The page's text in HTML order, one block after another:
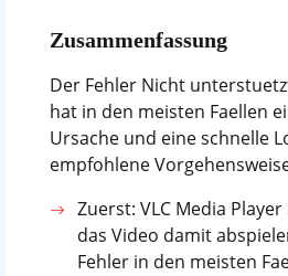
Zusammenfassung
Der Fehler Nicht
hat in den meisten Faellen
Ursache und eine schnelle
empfohlene
Zuerst: VLC Media
das Video damit
Fehler in den meisten